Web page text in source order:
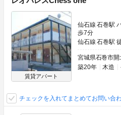
賃貸アパート
仙石線 石巻駅
歩7分
仙石線 石巻駅
宮城県石巻市開
築20年
木造
チェックを入れてまとめてお問い合